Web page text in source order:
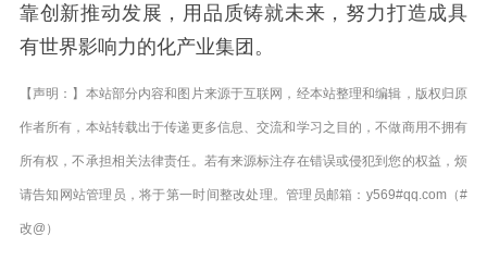
靠创新推动发展，用品质铸就未来，努力打造成具
有世界影响力的化产业集团。
【声明：】本站部分内容和图片来源于互联网，经本站整理和编辑，版权归原
作者所有，本站转载出于传递更多信息、交流和学习之目的，不做商用不拥有
所有权，不承担相关法律责任。若有来源标注存在错误或侵犯到您的权益，烦
请告知网站管理员，将于第一时间整改处理。管理员邮箱：y569#qq.com（#
改@）